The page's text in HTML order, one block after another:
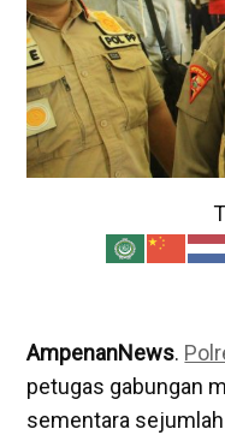
AmpenanNews.
petugas gabungan
sementara